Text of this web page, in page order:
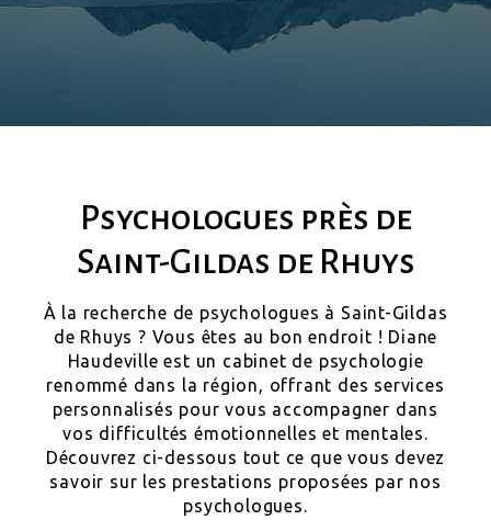
Psychologues près de
Saint-Gildas de Rhuys
À la recherche de psychologues à Saint-Gildas
de Rhuys ? Vous êtes au bon endroit ! Diane
Haudeville est un cabinet de psychologie
renommé dans la région, offrant des services
personnalisés pour vous accompagner dans
vos difficultés émotionnelles et mentales.
Découvrez ci-dessous tout ce que vous devez
savoir sur les prestations proposées par nos
psychologues.